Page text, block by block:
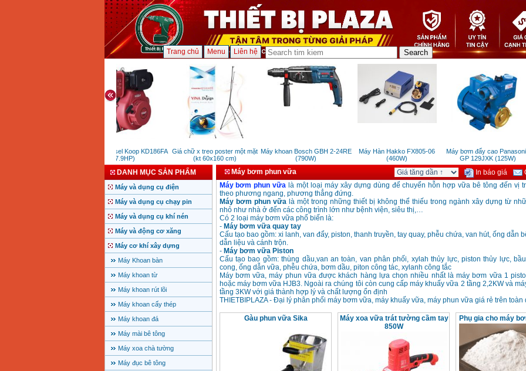
Trang chủ Menu Liên hệ
Động cơ diesel Koop KD186FA
(7.9HP)
Giá chữ x treo poster một mặt
(kt 60x160 cm)
Máy khoan Bosch GBH 2-24RE
(790W)
Máy Hàn Hakko FX805-06
(460W)
Máy bơm đẩy cao Panasonic
GP 129JXK (125W)
DANH MỤC SẢN PHẨM
Máy và dụng cụ điện
Máy và dụng cụ chạy pin
Máy và dụng cụ khí nén
Máy và động cơ xăng
Máy cơ khí xây dựng
Máy Khoan bàn
Máy khoan từ
Máy khoan rút lõi
Máy khoan cấy thép
Máy khoan đá
Máy mài bê tông
Máy xoa chà tường
Máy đục bê tông
Máy bơm phun vữa In báo giá
Máy bơm phun vữa là một loại máy xây dựng dùng để chuyển hỗn hợp vữa bê tông đến vị
theo phương ngang, phương thẳng đứng.
Máy bơm phun vữalà một trong những thiết bị không thể thiếu trong ngành xây dựng từ
nhỏ như nhà ở đến các công trình lớn như bệnh viện, siêu thị,…
Có 2 loại máy bơm vữa phổ biến là:
- Máy bơm vữa quay tay
Cấu tạo bao gồm: xi lanh, van đẩy, piston, thanh truyền, tay quay, phễu chứa, van hút, ống dẫn
dẫn liệu và cánh trộn.
- Máy bơm vữa Piston
Cấu tạo bao gồm: thùng dầu,van an toàn, van phân phối, xylah thủy lực, piston thủy lực,
cong, ống dẫn vữa, phễu chứa, bơm dầu, piton công tác, xylanh công tắc
Máy bơm vữa, máy phun vữa được khách hàng lựa chọn nhiều nhất là máy bơm vữa 1
hoặc máy bơm vữa HJB3. Ngoài ra chúng tôi còn cung cấp máy khuấy vữa 2 tầng 2,2KW và
tầng 3KW với giá thành hợp lý và chất lượng ổn định
THIETBIPLAZA - Đại lý phân phối máy bơm vữa, máy khuấy vữa, máy phun vữa giá rẻ trên toàn
Gàu phun vữa Sika
Máy xoa vữa trát tường cầm tay
850W
Phụ gia cho máy